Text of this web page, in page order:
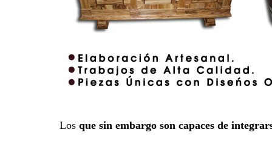
Los que sin embargo son capaces de